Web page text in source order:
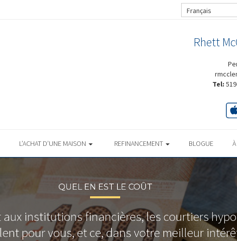
Français
Rhett
Tel:
L’ACHAT D’UNE MAISON REFINANCEMENT BLOGUE
QUEL EN EST LE COÛT
institutions financières, les courtiers
pour vous, et ce, dans votre meilleur